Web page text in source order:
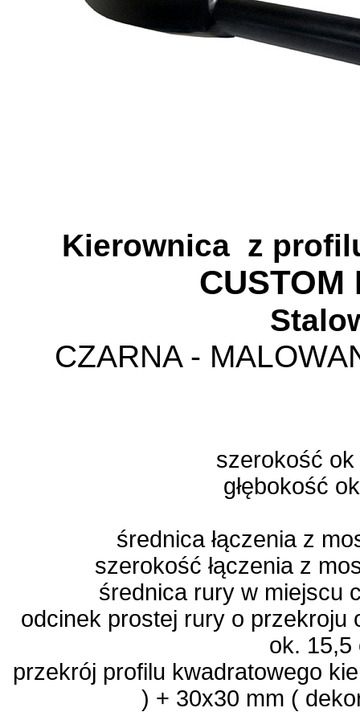
Kierownica z
CUSTOM
CZARNA -
szerokość
głębokość
średnica łączenia z
szerokość łączenia z
średnica rury w miejscu
odcinek prostej rury o przekroju
ok. 15,5
przekrój profilu kwadratowego
) + 30x30 mm (